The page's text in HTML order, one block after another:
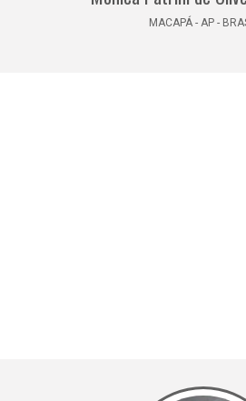
MACAPÁ - AP -